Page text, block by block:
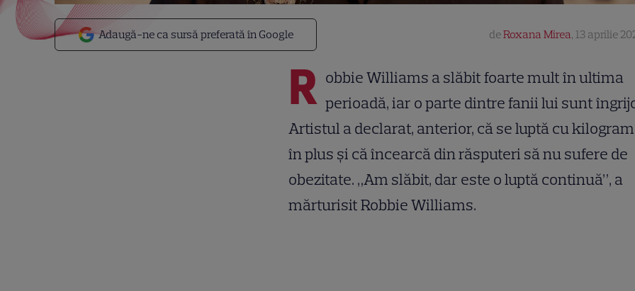
Adaugă-ne ca sursă preferată în Google deRoxana Mirea, 13 aprilie
R obbie Williams a slăbit foarte mult în ultima
perioadă, iar o parte dintre fanii lui sunt
Artistul a declarat, anterior, că se luptă cu
în plus și că încearcă din răsputeri să nu sufere de
obezitate. „Am slăbit, dar este o luptă continuă”, a
mărturisit Robbie Williams.